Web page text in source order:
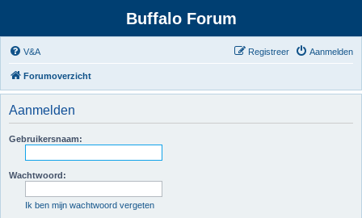
Buffalo Forum
V&A Aanmelden
Registreer
Forumoverzicht
Aanmelden
Gebruikersnaam:
Wachtwoord:
Ik ben mijn wachtwoord vergeten